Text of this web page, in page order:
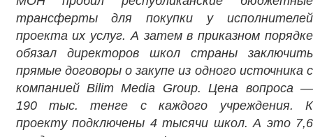
трансферты для покупки у исполнителей
проекта их услуг. А затем в приказном порядке
обязал директоров школ страны заключить
прямые договоры о закупе из одного источника с
компанией Bilim Media Group. Цена вопроса —
190 тыс. тенге с каждого учреждения. К
проекту подключены 4 тысячи школ. А это 7,6